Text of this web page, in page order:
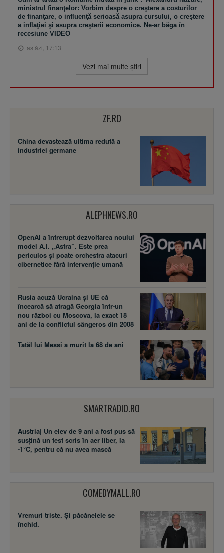
ministrul finanţelor: Vorbim despre o creştere a costurilor
de finanţare, o influenţă serioasă asupra cursului, o creştere
a inflaţiei şi asupra creşterii economice. Ne-ar băga în
recesiune VIDEO
astăzi, 17:13
Vezi mai multe ştiri
ZF.RO
China devastează ultima redută a
industriei germane
ALEPHNEWS.RO
OpenAI a întrerupt dezvoltarea noului
model A.I. „Astra”. Este prea
periculos și poate orchestra atacuri
cibernetice fără intervenție umană
Rusia acuză Ucraina şi UE că
încearcă să atragă Georgia într-un
nou război cu Moscova, la exact 18
ani de la conflictul sângeros din 2008
Tatăl lui Messi a murit la 68 de ani
SMARTRADIO.RO
Austria| Un elev de 9 ani a fost pus să
susţină un test scris în aer liber, la
-1°C, pentru că nu avea mască
COMEDYMALL.RO
Vremuri triste. Şi păcănelele se
închid.